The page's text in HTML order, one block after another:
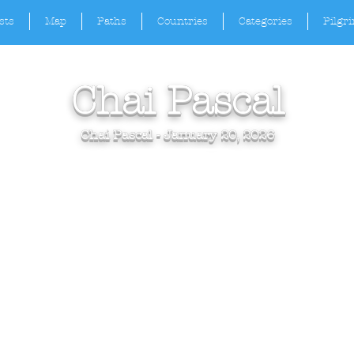
Map Paths Countries Categories
Chai Pascal
Chai Pascal - January 20, 2026